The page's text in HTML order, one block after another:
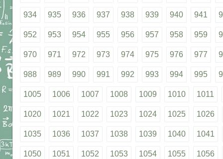
934 935 936 937 938 939 940 941
952 953 954 955 956 957 958 959
970 971 972 973 974 975 976 977
988 989 990 991 992 993 994 995
1005 1006 1007 1008 1009 1010 1011
1020 1021 1022 1023 1024 1025 1026
1035 1036 1037 1038 1039 1040 1041
1050 1051 1052 1053 1054 1055 1056